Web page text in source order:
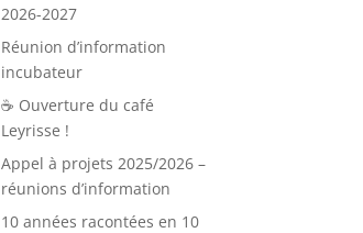
2026-2027
Réunion d’information
incubateur
☕ Ouverture du café
Leyrisse !
Appel à projets 2025/2026 –
réunions d’information
10 années racontées en 10